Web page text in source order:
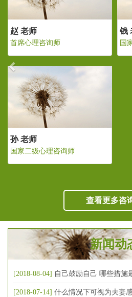
赵 老师
首席心理咨询师
钱
国
孙 老师
国家二级心理咨询师
查看更多咨
新闻动
[2018-08-04] 自己鼓励自己 哪些措施
[2018-07-14] 什么情况下可视为夫妻